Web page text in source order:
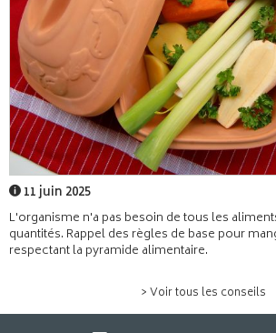
11 juin 2025
L'organisme n'a pas besoin de tous les
quantités. Rappel des règles de base pour
respectant la pyramide alimentaire.
> Voir tous les conseils